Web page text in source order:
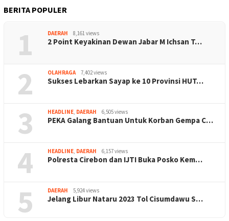
BERITA POPULER
1 DAERAH 8,161 views
2 Point Keyakinan Dewan Jabar M Ichsan T…
2 OLAHRAGA 7,402 views
Sukses Lebarkan Sayap ke 10 Provinsi HUT…
3 HEADLINE, DAERAH 6,505 views
PEKA Galang Bantuan Untuk Korban Gempa C…
4 HEADLINE, DAERAH 6,157 views
Polresta Cirebon dan IJTI Buka Posko Kem…
5 DAERAH 5,924 views
Jelang Libur Nataru 2023 Tol Cisumdawu S…